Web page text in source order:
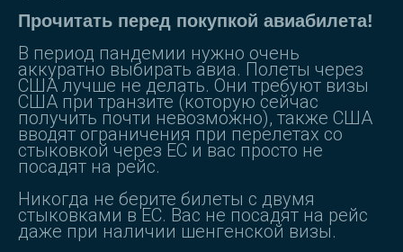
Прочитать перед покупкой авиабилета!
В период пандемии нужно очень
аккуратно выбирать авиа. Полеты через
США лучше не делать. Они требуют визы
США при транзите (которую сейчас
получить почти невозможно), также США
вводят ограничения при перелетах со
стыковкой через ЕС и вас просто не
посадят на рейс.
Никогда не берите билеты с двумя
стыковками в ЕС. Вас не посадят на рейс
даже при наличии шенгенской визы.